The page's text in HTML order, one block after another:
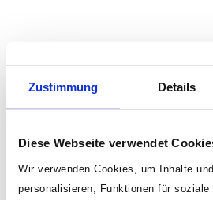
Zustimmung Details
Diese Webseite verwendet
Wir verwenden Cookies, um Inhalte
personalisieren, Funktionen für soziale